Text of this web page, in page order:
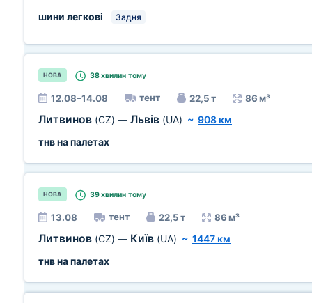
шини легкові
Задня
НОВА 38 хвилин тому
12.08–14.08 тент 22,5 т 86 м³
Литвинов (CZ) — Львів (UA) ~ 908 км
тнв на палетах
НОВА 39 хвилин тому
13.08 тент 22,5 т 86 м³
Литвинов (CZ) — Київ (UA) ~ 1447 км
тнв на палетах